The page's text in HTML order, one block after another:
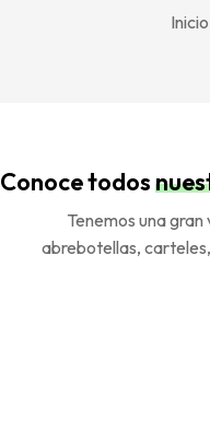
Inicio
Conoce todos
Tenemos una
abrebotellas,